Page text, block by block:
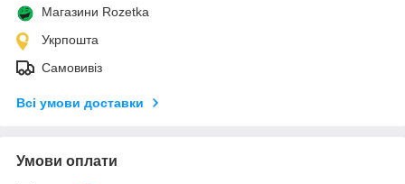
Магазини Rozetka
Укрпошта
Самовивіз
Всі умови доставки
Умови оплати